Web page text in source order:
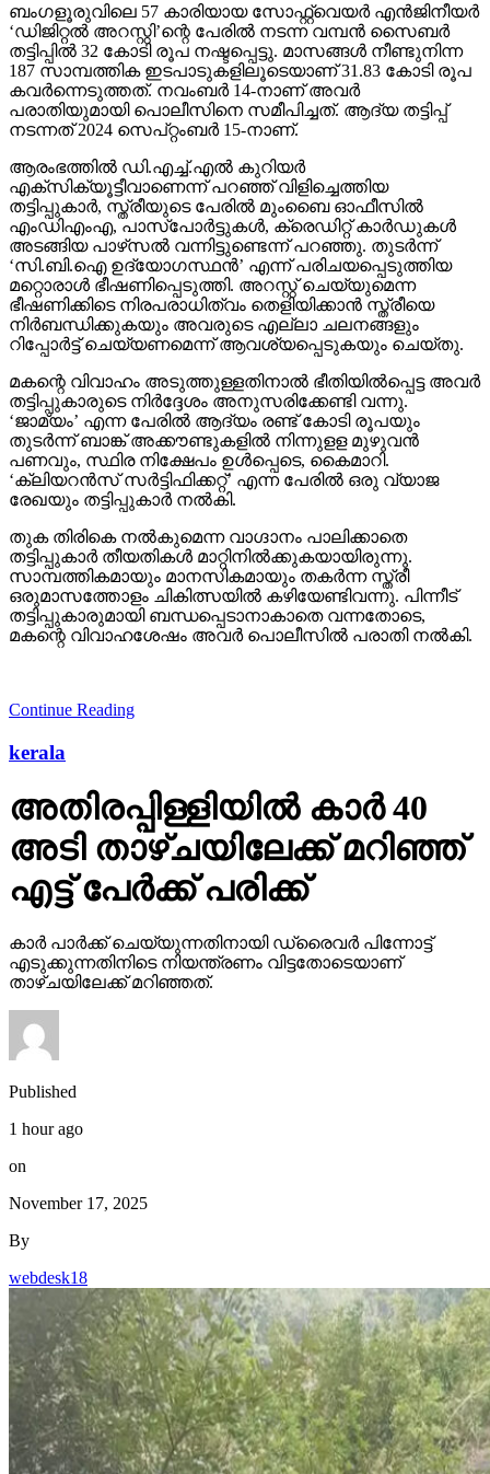
ബംഗളൂരുവിലെ 57 കാരിയായ സോഫ്റ്റ്വെയര്‍ എന്‍ജിനീയര്‍
‘ഡിജിറ്റല്‍ അറസ്റ്റി’ന്റെ പേരില്‍ നടന്ന വമ്പന്‍ സൈബര്‍
തട്ടിപ്പില്‍ 32 കോടി രൂപ നഷ്ടപ്പെട്ടു. മാസങ്ങള്‍ നീണ്ടുനിന്ന
187 സാമ്പത്തിക ഇടപാടുകളിലൂടെയാണ് 31.83 കോടി രൂപ
കവര്‍ന്നെടുത്തത്. നവംബര്‍ 14-നാണ് അവര്‍
പരാതിയുമായി പൊലീസിനെ സമീപിച്ചത്. ആദ്യ തട്ടിപ്പ്
നടന്നത് 2024 സെപ്റ്റംബര്‍ 15-നാണ്.
ആരംഭത്തില്‍ ഡി.എച്ച്.എല്‍ കുറിയര്‍
എക്‌സിക്യൂട്ടീവാണെന്ന് പറഞ്ഞ് വിളിച്ചെത്തിയ
തട്ടിപ്പുകാര്‍, സ്ത്രീയുടെ പേരില്‍ മുംബൈ ഓഫീസില്‍
എംഡിഎംഎ, പാസ്പോര്‍ട്ടുകള്‍, ക്രെഡിറ്റ് കാര്‍ഡുകള്‍
അടങ്ങിയ പാഴ്‌സല്‍ വന്നിട്ടുണ്ടെന്ന് പറഞ്ഞു. തുടര്‍ന്ന്
‘സി.ബി.ഐ ഉദ്യോഗസ്ഥന്‍’ എന്ന് പരിചയപ്പെടുത്തിയ
മറ്റൊരാള്‍ ഭീഷണിപ്പെടുത്തി. അറസ്റ്റ് ചെയ്യുമെന്ന
ഭീഷണിക്കിടെ നിരപരാധിത്വം തെളിയിക്കാന്‍ സ്ത്രീയെ
നിര്‍ബന്ധിക്കുകയും അവരുടെ എല്ലാ ചലനങ്ങളും
റിപ്പോര്‍ട്ട് ചെയ്യണമെന്ന് ആവശ്യപ്പെടുകയും ചെയ്തു.
മകന്റെ വിവാഹം അടുത്തുള്ളതിനാല്‍ ഭീതിയില്‍പ്പെട്ട അവര്‍
തട്ടിപ്പുകാരുടെ നിര്‍ദ്ദേശം അനുസരിക്കേണ്ടി വന്നു.
‘ജാമ്യം’ എന്ന പേരില്‍ ആദ്യം രണ്ട് കോടി രൂപയും
തുടര്‍ന്ന് ബാങ്ക് അക്കൗണ്ടുകളില്‍ നിന്നുളള മുഴുവന്‍
പണവും, സ്ഥിര നിക്ഷേപം ഉള്‍പ്പെടെ, കൈമാറി.
‘ക്ലിയറന്‍സ് സര്‍ട്ടിഫിക്കറ്റ്’ എന്ന പേരില്‍ ഒരു വ്യാജ
രേഖയും തട്ടിപ്പുകാര്‍ നല്‍കി.
തുക തിരികെ നല്‍കുമെന്ന വാഗ്ദാനം പാലിക്കാതെ
തട്ടിപ്പുകാര്‍ തീയതികള്‍ മാറ്റിനില്‍ക്കുകയായിരുന്നു.
സാമ്പത്തികമായും മാനസികമായും തകര്‍ന്ന സ്ത്രീ
ഒരുമാസത്തോളം ചികിത്സയില്‍ കഴിയേണ്ടിവന്നു. പിന്നീട്
തട്ടിപ്പുകാരുമായി ബന്ധപ്പെടാനാകാതെ വന്നതോടെ,
മകന്റെ വിവാഹശേഷം അവര്‍ പൊലീസില്‍ പരാതി നല്‍കി.
Continue Reading
kerala
അതിരപ്പിള്ളിയില്‍ കാര്‍ 40
അടി താഴ്ചയിലേക്ക് മറിഞ്ഞ്
എട്ട് പേര്‍ക്ക് പരിക്ക്
കാര്‍ പാര്‍ക്ക് ചെയ്യുന്നതിനായി ഡ്രൈവര്‍ പിന്നോട്ട്
എടുക്കുന്നതിനിടെ നിയന്ത്രണം വിട്ടതോടെയാണ്
താഴ്ചയിലേക്ക് മറിഞ്ഞത്.
Published
1 hour ago
on
November 17, 2025
By
webdesk18